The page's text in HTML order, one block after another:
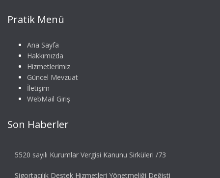
Pratik Menü
Ana Sayfa
Hakkımızda
Hizmetlerimiz
Güncel Mevzuat
İletişim
WebMail Giriş
Son Haberler
5520 sayılı Kurumlar Vergisi Kanunu Sirküleri /73
Sigortacılık Destek Hizmetleri Yönetmeliği Değişti